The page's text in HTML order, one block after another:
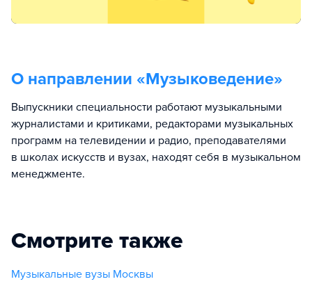
О направлении «Музыковедение»
Выпускники специальности работают музыкальными
журналистами и критиками, редакторами музыкальных
программ на телевидении и радио, преподавателями
в школах искусств и вузах, находят себя в музыкальном
менеджменте.
Смотрите также
Музыкальные вузы Москвы